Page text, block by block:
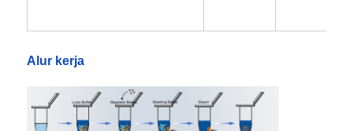
Rumah
Tentang Kami
Alur kerja